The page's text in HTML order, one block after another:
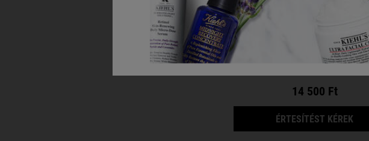
Gyengéd, biológiailag lebomló tusfürdő
Egy Kiszerelés Érhető El
500 ml
14 500 Ft
ÉRTESÍTÉST KÉREK